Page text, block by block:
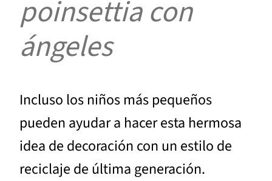
poinsettia con
ángeles
Incluso los niños más pequeños
pueden ayudar a hacer esta hermosa
idea de decoración con un estilo de
reciclaje de última generación.